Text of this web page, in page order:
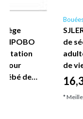
pour
Bébé de…
de
de
*